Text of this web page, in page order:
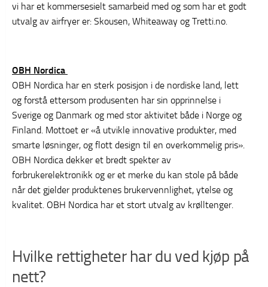
vi har et kommersesielt samarbeid med og som har et godt
utvalg av airfryer er: Skousen, Whiteaway og Tretti.no.
OBH Nordica
OBH Nordica har en sterk posisjon i de nordiske land, lett
og forstå ettersom produsenten har sin opprinnelse i
Sverige og Danmark og med stor aktivitet både i Norge og
Finland. Mottoet er «å utvikle innovative produkter, med
smarte løsninger, og flott design til en overkommelig pris».
OBH Nordica dekker et bredt spekter av
forbrukerelektronikk og er et merke du kan stole på både
når det gjelder produktenes brukervennlighet, ytelse og
kvalitet. OBH Nordica har et stort utvalg av krølltenger.
Hvilke rettigheter har du ved kjøp på
nett?